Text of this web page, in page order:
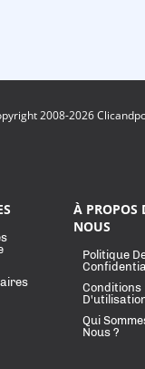
2008-2026
À PROPOS
NOUS
Politique
Conditions
Qui
Nous ?